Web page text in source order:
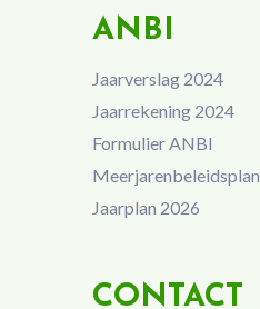
ANBI
Jaarverslag 2024
Jaarrekening 2024
Formulier ANBI
Meerjarenbeleidsplan
Jaarplan 2026
CONTACT